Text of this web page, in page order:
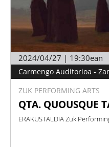
2024/04/27 | 19:30ean
Carmengo Auditorioa -
ZUK PERFORMING ARTS
QTA. QUOUSQUE
ERAKUSTALDIA Zuk